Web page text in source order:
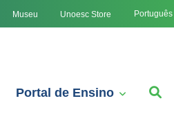
Museu Unoesc Store Português
Portal de Ensino